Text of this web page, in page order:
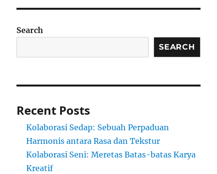
Search
SEARCH
Recent Posts
Kolaborasi Sedap: Sebuah Perpaduan
Harmonis antara Rasa dan Tekstur
Kolaborasi Seni: Meretas Batas-batas Karya
Kreatif